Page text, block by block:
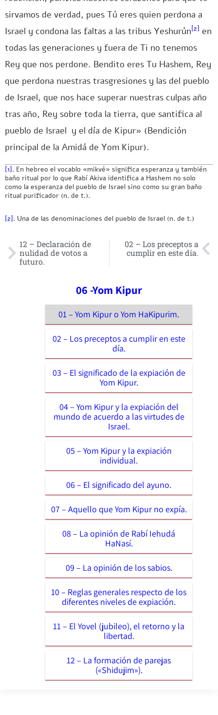
sirvamos de verdad, pues Tú eres quien perdona a
Israel y condona las faltas a las tribus Yeshurún[2] en
todas las generaciones y fuera de Ti no tenemos
Rey que nos perdone. Bendito eres Tu Hashem, Rey
que perdona nuestras trasgresiones y las del pueblo
de Israel, que nos hace superar nuestras culpas año
tras año, Rey sobre toda la tierra, que santifica al
pueblo de Israel y el día de Kipur» (Bendición
principal de la Amidá de Yom Kipur).
[1]. En hebreo el vocablo «mikvé» significa esperanza y también
baño ritual por lo que Rabí Akiva identifica a Hashem no solo
como la esperanza del pueblo de Israel sino como su gran baño
ritual purificador (n. de t.).
[2]. Una de las denominaciones del pueblo de Israel (n. de t.)
12 – Declaración de
nulidad de votos a
futuro.
02 – Los preceptos a
cumplir en este día.
06 -Yom Kipur
01 – Yom Kipur o Yom HaKipurim.
02 – Los preceptos a cumplir en este
día.
03 – El significado de la expiación de
Yom Kipur.
04 – Yom Kipur y la expiación del
mundo de acuerdo a las virtudes de
Israel.
05 – Yom Kipur y la expiación
individual.
06 – El significado del ayuno.
07 – Aquello que Yom Kipur no expía.
08 – La opinión de Rabí Iehudá
HaNasí.
09 – La opinión de los sabios.
10 – Reglas generales respecto de los
diferentes niveles de expiación.
11 – El Yovel (jubileo), el retorno y la
libertad.
12 – La formación de parejas
(«Shidujim»).